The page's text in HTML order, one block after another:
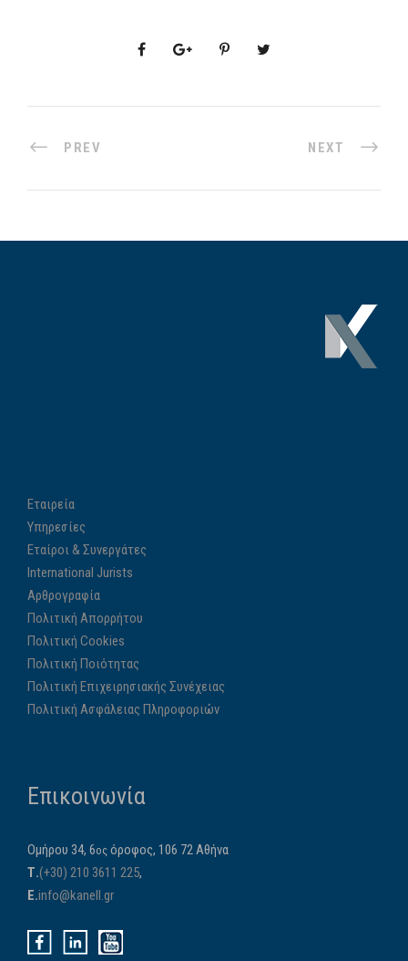
PREV NEXT
Εταιρεία
Υπηρεσίες
Εταίροι & Συνεργάτες
International Jurists
Αρθρογραφία
Πολιτική Απορρήτου
Πολιτική Cookies
Πολιτική Ποιότητας
Πολιτική Επιχειρησιακής Συνέχειας
Πολιτική Ασφάλειας Πληροφοριών
Επικοινωνία
Ομήρου 34, 6ος όροφος, 106 72 Αθήνα
Τ.(+30) 210 3611 225,
E.info@kanell.gr